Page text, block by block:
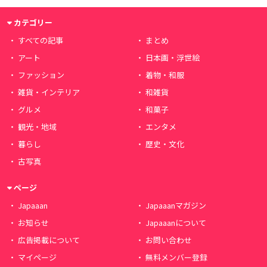
カテゴリー
すべての記事
まとめ
アート
日本画・浮世絵
ファッション
着物・和服
雑貨・インテリア
和雑貨
グルメ
和菓子
観光・地域
エンタメ
暮らし
歴史・文化
古写真
ページ
Japaaan
Japaaanマガジン
お知らせ
Japaaanについて
広告掲載について
お問い合わせ
マイページ
無料メンバー登録